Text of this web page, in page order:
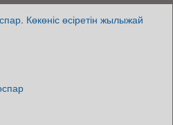
Көкөніс өсіретін жылыжай